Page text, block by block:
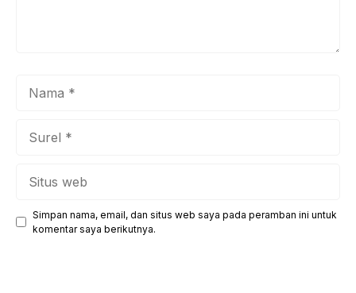
Simpan nama, email, dan situs web saya pada peramban ini untuk
komentar saya berikutnya.